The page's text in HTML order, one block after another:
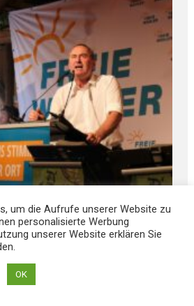
M O O S 2026
unterstützt P E T I T I O N
um die Aufrufe unserer Website zu
personalisierte Werbung
unserer Website erklären Sie
OK